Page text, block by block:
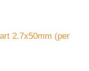
2.7x50mm (per